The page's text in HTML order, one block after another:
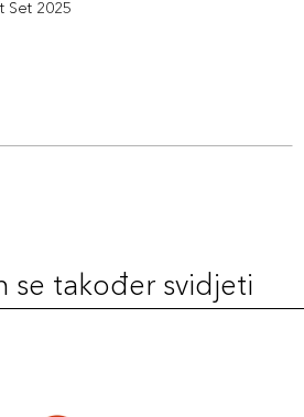
Set 2025
se također svidjeti